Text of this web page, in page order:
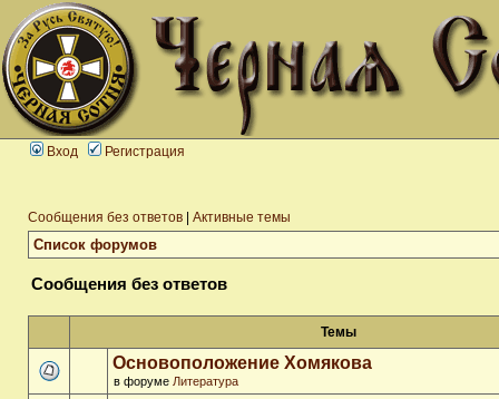
Вход Регистрация
Сообщения без ответов Активные темы
Список форумов
Сообщения без ответов
Темы
Основоположение Хомякова
в форуме Литература